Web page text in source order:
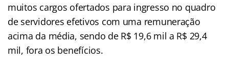
muitos cargos ofertados para ingresso no quadro
de servidores efetivos com uma remuneração
acima da média, sendo de R$ 19,6 mil a R$ 29,4
mil, fora os benefícios.